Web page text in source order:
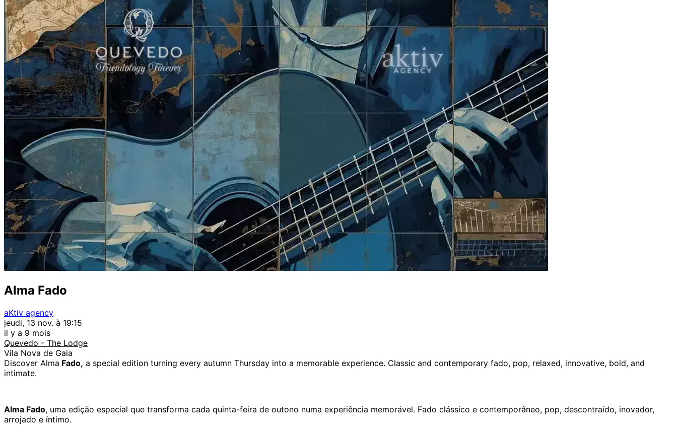
Alma Fado
aKtiv agency
jeudi, 13 nov. à 19:15
il y a 9 mois
Quevedo - The Lodge
Vila Nova de Gaia
Discover Alma Fado, a special edition turning every autumn Thursday into a memorable experience. Classic and contemporary fado, pop, relaxed, innovative, bold, and
intimate.
Alma Fado, uma edição especial que transforma cada quinta-feira de outono numa experiência memorável. Fado clássico e contemporâneo, pop, descontraído, inovador,
arrojado e íntimo.